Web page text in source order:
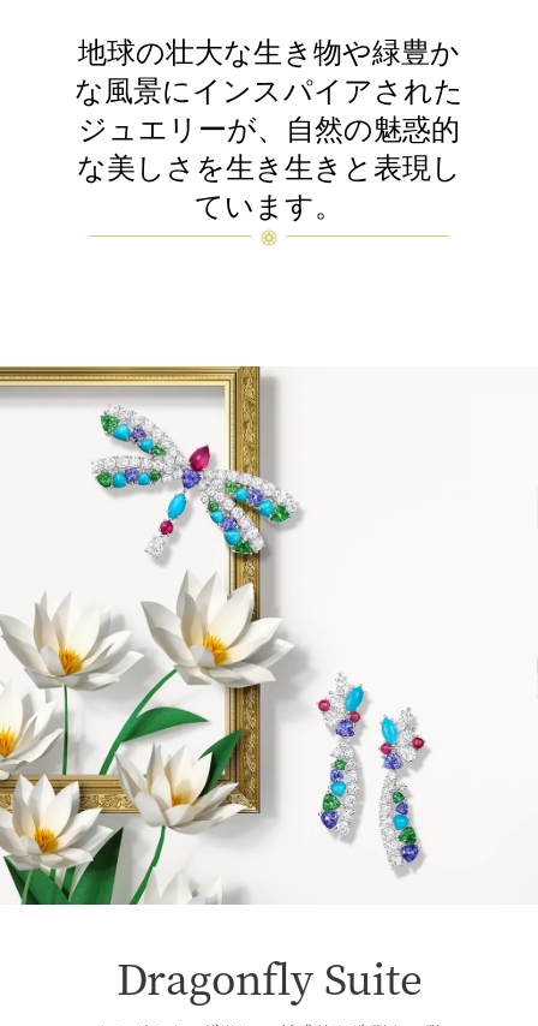
地球の壮大な生き物や緑豊か
な風景にインスパイアされた
ジュエリーが、自然の魅惑的
な美しさを生き生きと表現し
ています。
Dragonfly Suite